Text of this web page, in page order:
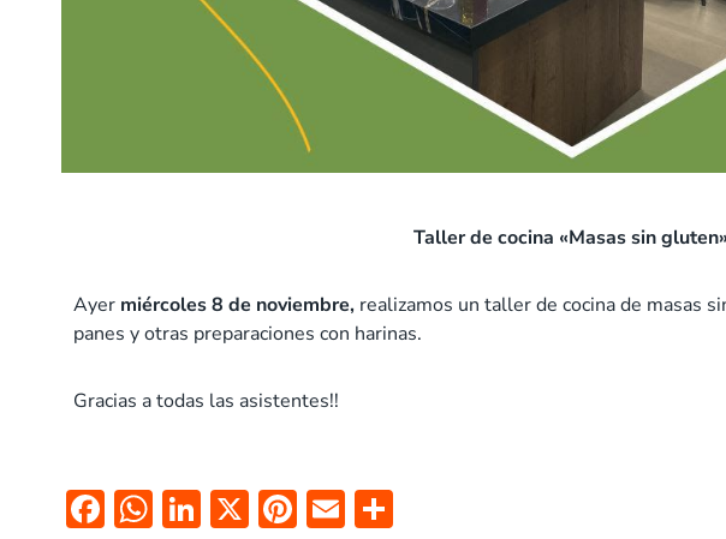
Taller de cocina «Masas sin gluten»
Ayer miércoles 8 de noviembre, realizamos un taller de cocina de masas
panes y otras preparaciones con harinas.
Gracias a todas las asistentes!!
F W Li X Pi E